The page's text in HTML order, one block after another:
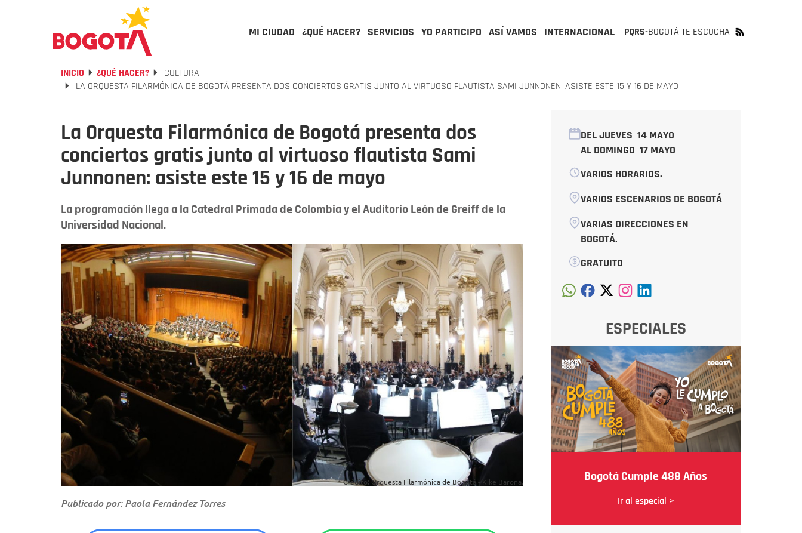
MI CIUDAD ¿QUÉ HACER? SERVICIOS YO PARTICIPO ASÍ VAMOS INTERNACIONAL PQRS-BOGOTÁ TE ESCUCHA
INICIO ¿QUÉ HACER?
CULTURA
LA ORQUESTA FILARMÓNICA DE BOGOTÁ PRESENTA DOS CONCIERTOS GRATIS JUNTO AL VIRTUOSO FLAUTISTA SAMI JUNNONEN: ASISTE ESTE 15 Y 16 DE MAYO
La Orquesta Filarmónica de Bogotá presenta dos
conciertos gratis junto al virtuoso flautista Sami
Junnonen: asiste este 15 y 16 de mayo
La programación llega a la Catedral Primada de Colombia y el Auditorio León de Greiff de la
Universidad Nacional.
Crédito: Orquesta Filarmónica de Bogotá - Kike Barona.
Publicado por: Paola Fernández Torres
DEL JUEVES 14 MAYO
AL DOMINGO 17 MAYO
VARIOS HORARIOS.
VARIOS ESCENARIOS DE BOGOTÁ
VARIAS DIRECCIONES EN
BOGOTÁ.
GRATUITO
ESPECIALES
Bogotá Cumple 488 Años
Ir al especial >